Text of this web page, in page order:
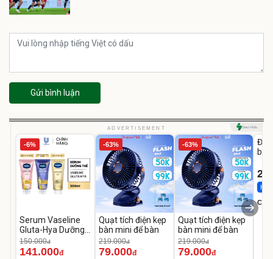
Gửi bình luận
ADVERTISEMENT
-6%
Serum Vaseline
Gluta-Hya Dưỡng
Da Sáng Mịn Sau 7
Ngày
150.000đ
141.000đ
-63%
Quạt tích điện kẹp
bàn mini để bàn
219.000đ
79.000đ
-63%
Quạt tích điện kẹp
bàn mini để bàn
219.000đ
79.000đ
Đai
bé
Hot